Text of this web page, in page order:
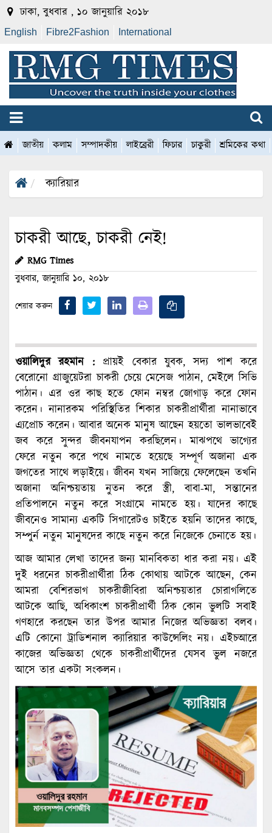
ঢাকা, বুধবার , ১০ জানুয়ারি ২০১৮
English Fibre2Fashion International
জাতীয় কলাম সম্পাদকীয় লাইব্রেরী ফিচার চাকুরী শ্রমিকের কথা
ক্যারিয়ার
চাকরী আছে, চাকরী নেই!
RMG Times
বুধবার, জানুয়ারি ১০, ২০১৮
শেয়ার করুন
ওয়ালিদুর রহমান :প্রায়ই বেকার যুবক, সদ্য পাশ করে
বেরোনো গ্রাজুয়েটরা চাকরী চেয়ে মেসেজ পাঠান, মেইলে সিভি
পাঠান। এর ওর কাছ হতে ফোন নম্বর জোগাড় করে ফোন
করেন। নানারকম পরিস্থিতির শিকার চাকরীপ্রার্থীরা নানাভাবে
এ্যপ্রোচ করেন। আবার অনেক মানুষ আছেন হয়তো ভালভাবেই
জব করে সুন্দর জীবনযাপন করছিলেন। মাঝপথে ভাগ্যের
ফেরে নতুন করে পথে নামতে হয়েছে সম্পূর্ণ অজানা এক
জগতের সাথে লড়াইয়ে। জীবন যখন সাজিয়ে ফেলেছেন তখনি
অজানা অনিশ্চয়তায় নুতন করে স্ত্রী, বাবা-মা, সন্তানের
প্রতিপালনে নতুন করে সংগ্রামে নামতে হয়। যাদের কাছে
জীবনেও সামান্য একটি সিগারেটও চাইতে হয়নি তাদের কাছে,
সম্পুর্ন নতুন মানুষদের কাছে নতুন করে নিজেকে চেনাতে হয়।
আজ আমার লেখা তাদের জন্য মানবিকতা ধার করা নয়। এই
দুই ধরনের চাকরীপ্রার্থীরা ঠিক কোথায় আটকে আছেন, কেন
আমরা বেশিরভাগ চাকরীজীবিরা অনিশ্চয়তার চোরাগলিতে
আটকে আছি, অধিকাংশ চাকরীপ্রার্থী ঠিক কোন ভুলটি সবাই
গণহারে করছেন তার উপর আমার নিজের অভিজ্ঞতা বলব।
এটি কোনো ট্রাডিশনাল ক্যারিয়ার কাউন্সেলিং নয়। এইচআরে
কাজের অভিজ্ঞতা থেকে চাকরীপ্রার্থীদের যেসব ভুল নজরে
আসে তার একটা সংকলন।